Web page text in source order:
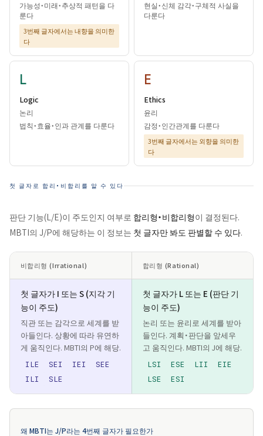
가능성・미래・추상적 패턴을 다
룬다
3번째 글자에서는 내향을 의미한
다
현실・신체 감각・구체적 사실을
다룬다
L
Logic
논리
법칙・효율・인과 관계를 다룬다
E
Ethics
윤리
감정・인간관계를 다룬다
3번째 글자에서는 외향을 의미한
다
첫 글자로 합리・비합리를 알 수 있다
판단 기능(L/E)이 주도인지 여부로 합리형・비합리형이 결정된다.
MBTI의 J/P에 해당하는 이 정보는 첫 글자만 봐도 판별할 수 있다.
비합리형 (Irrational) 합리형 (Rational)
첫 글자가 I 또는 S (지각 기
능이 주도)
직관 또는 감각으로 세계를 받
아들인다. 상황에 따라 유연하
게 움직인다. MBTI의 P에 해당.
ILE SEI IEI
SEE
ILI
SLE
첫 글자가 L 또는 E (판단 기
능이 주도)
논리 또는 윤리로 세계를 받아
들인다. 계획・판단을 앞세우
고 움직인다. MBTI의 J에 해당.
LSI ESE LII
EIE
LSE
ESI
왜 MBTI는 J/P라는 4번째 글자가 필요한가